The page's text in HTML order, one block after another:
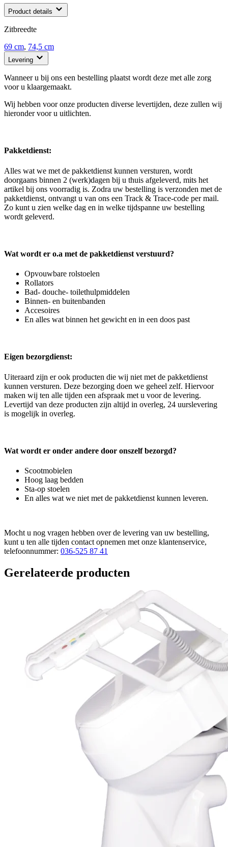
Product details
Zitbreedte
69 cm, 74,5 cm
Levering
Wanneer u bij ons een bestelling plaatst wordt deze met alle zorg
voor u klaargemaakt.
Wij hebben voor onze producten diverse levertijden, deze zullen wij
hieronder voor u uitlichten.
Pakketdienst:
Alles wat we met de pakketdienst kunnen versturen, wordt
doorgaans binnen 2 (werk)dagen bij u thuis afgeleverd, mits het
artikel bij ons voorradig is. Zodra uw bestelling is verzonden met de
pakketdienst, ontvangt u van ons een Track & Trace-code per mail.
Zo kunt u zien welke dag en in welke tijdspanne uw bestelling
wordt geleverd.
Wat wordt er o.a met de pakketdienst verstuurd?
Opvouwbare rolstoelen
Rollators
Bad- douche- toilethulpmiddelen
Binnen- en buitenbanden
Accesoires
En alles wat binnen het gewicht en in een doos past
Eigen bezorgdienst:
Uiteraard zijn er ook producten die wij niet met de pakketdienst
kunnen versturen. Deze bezorging doen we geheel zelf. Hiervoor
maken wij ten alle tijden een afspraak met u voor de levering.
Levertijd van deze producten zijn altijd in overleg, 24 uurslevering
is mogelijk in overleg.
Wat wordt er onder andere door onszelf bezorgd?
Scootmobielen
Hoog laag bedden
Sta-op stoelen
En alles wat we niet met de pakketdienst kunnen leveren.
Mocht u nog vragen hebben over de levering van uw bestelling,
kunt u ten alle tijden contact opnemen met onze klantenservice,
telefoonnummer: 036-525 87 41
Gerelateerde producten